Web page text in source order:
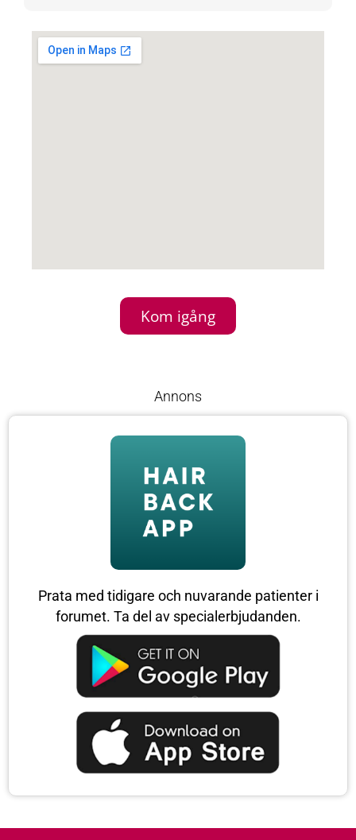
Kom igång
Annons
Prata med tidigare och nuvarande patienter i
forumet. Ta del av specialerbjudanden.